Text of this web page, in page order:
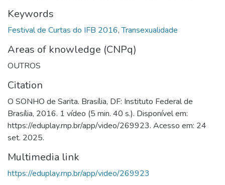
Keywords
Festival de Curtas do IFB 2016,Transexualidade
Areas of knowledge (CNPq)
OUTROS
Citation
O SONHO de Sarita. Brasília, DF: Instituto Federal de
Brasília, 2016. 1 vídeo (5 min. 40 s.). Disponível em:
https://eduplay.rnp.br/app/video/269923. Acesso em: 24
set. 2025.
Multimedia link
https://eduplay.rnp.br/app/video/269923